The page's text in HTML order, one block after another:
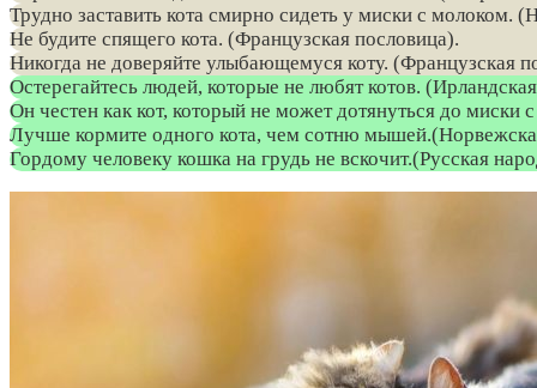
Трудно заставить кота смирно сидеть у миски с молоком.
Не будите спящего кота. (Французская пословица).
Никогда не доверяйте улыбающемуся коту. (Французская
Остерегайтесь людей, которые не любят котов.
Он честен как кот, который не может дотянуться до миски
Лучше кормите одного кота, чем сотню
Гордому человеку кошка на грудь не вскочит.(Русская